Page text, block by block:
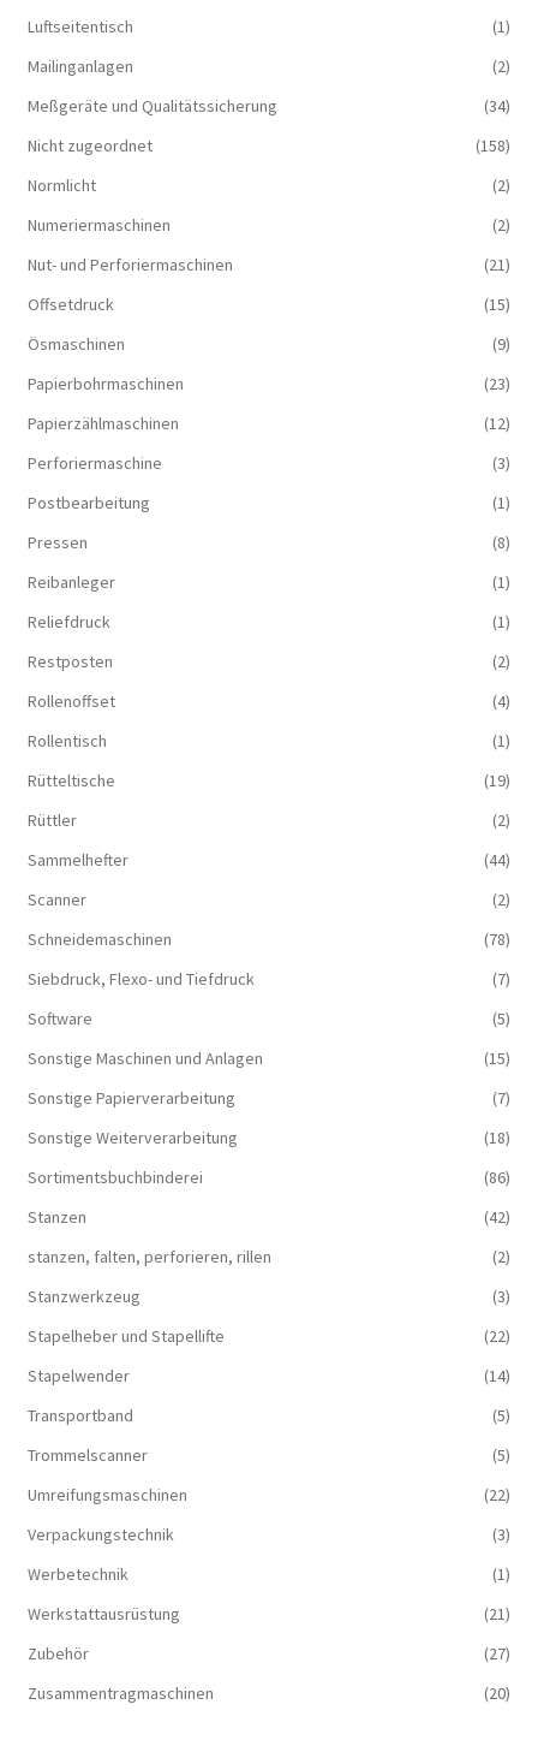
Luftseitentisch
(1)
Mailinganlagen
(2)
Meßgeräte und Qualitätssicherung
(34)
Nicht zugeordnet
(158)
Normlicht
(2)
Numeriermaschinen
(2)
Nut- und Perforiermaschinen
(21)
Offsetdruck
(15)
Ösmaschinen
(9)
Papierbohrmaschinen
(23)
Papierzählmaschinen
(12)
Perforiermaschine
(3)
Postbearbeitung
(1)
Pressen
(8)
Reibanleger
(1)
Reliefdruck
(1)
Restposten
(2)
Rollenoffset
(4)
Rollentisch
(1)
Rütteltische
(19)
Rüttler
(2)
Sammelhefter
(44)
Scanner
(2)
Schneidemaschinen
(78)
Siebdruck, Flexo- und Tiefdruck
(7)
Software
(5)
Sonstige Maschinen und Anlagen
(15)
Sonstige Papierverarbeitung
(7)
Sonstige Weiterverarbeitung
(18)
Sortimentsbuchbinderei
(86)
Stanzen
(42)
stanzen, falten, perforieren, rillen
(2)
Stanzwerkzeug
(3)
Stapelheber und Stapellifte
(22)
Stapelwender
(14)
Transportband
(5)
Trommelscanner
(5)
Umreifungsmaschinen
(22)
Verpackungstechnik
(3)
Werbetechnik
(1)
Werkstattausrüstung
(21)
Zubehör
(27)
Zusammentragmaschinen
(20)